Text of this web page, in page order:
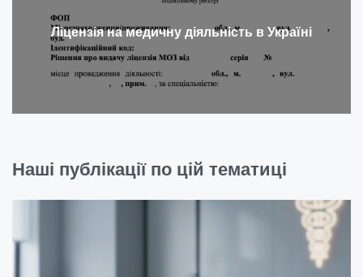
Ліцензія на медичну діяльність в Україні
Наші публікації по цій тематиці